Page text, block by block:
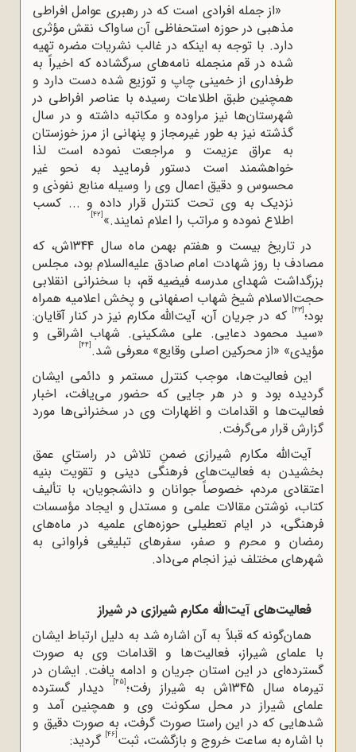
«از جمله افرادی است که در رهبری عوامل افراطی
مذهبی در حوزه استحفاظی آن ساواک نقش مؤثری
دارد. با توجه به اینکه در غالب نشریات مضره تهیه
شده در قم منجمله نامههای سرگشاده که اخیراً به
طرفداری از خمینی چاپ و توزیع شده دست دارد و
همچنین طبق اطلاعات رسیده با عناصر افراطی در
شهرستانها نیز مراوده و مکاتبه داشته و در سال
گذشته نیز به طور غیرمجاز و پنهانی از مرز خوزستان
به عراق عزیمت و مراجعت نموده است لذا
خواهشمند است دستور فرمایید به نحو غیر
محسوس و دقیق اعمال وی را وسیله منابع نفوذی و
نزدیک به وی تحت کنترل قرار داده و ... کسب
اطلاع نموده و مراتب را اعلام نمایند.»[42]
در تاریخ بیست و هفتم بهمن ماه سال 1344ش، که
مصادف با روز شهادت ‌امام صادق علیه‌السلام بود، مجلس
بزرگداشت شهدای مدرسه فیضیه قم، با سخنرانی انقلابی
حجت‌الاسلام شیخ شهاب اصفهانی و پخش اعلامیه همراه
بود؛[43] که در جریان آن، آیت‌الله‌ مکارم نیز در کنار آقایان:
«سید محمود دعایی. علی مشکینی. شهاب اشراقی و
مؤیدی» «از محرکین اصلی وقایع» معرفی شد.[44]
این فعالیت‌ها، موجب کنترل مستمر و دائمی ایشان
گردیده بود و در هر جایی که حضور می‌یافت، اخبار
فعالیت‌ها و اقدامات و اظهارات وی در سخنرانی‌ها مورد
گزارش قرار می‌گرفت.
آیت‌الله‌ مکارم شیرازی ضمنِ تلاش در راستایِ عمق
بخشیدن به فعالیت‌های فرهنگی دینی و تقویت بنیه
اعتقادی مردم، خصوصاً جوانان و دانشجویان، با تألیف
کتاب، نوشتن مقالات علمی و مستدل و ایجاد مؤسسات
فرهنگی، در ایام تعطیلی حوزه‌های علمیه در ماه‌های
رمضان و محرم و صفر، سفرهای تبلیغی فراوانی به
شهرهای مختلف نیز انجام می‌داد.
فعالیت‌های آیت‌الله‌ مکارم شیرازی در شیراز
همان‌گونه که قبلاً به آن اشاره شد به دلیل ارتباط ایشان
با علمای شیراز، فعالیت‌ها و اقدامات وی به صورت
گسترده‌ای در این استان جریان و ادامه یافت. ایشان در
تیرماه سال 1345ش به شیراز رفت؛
[45]
دیدار گسترده
علمای شیراز در محل سکونت وی و همچنین آمد و
شدهایی که در این راستا صورت گرفت، به صورت دقیق و
با اشاره به ساعت خروج و بازگشت، ثبت[46] گردید: